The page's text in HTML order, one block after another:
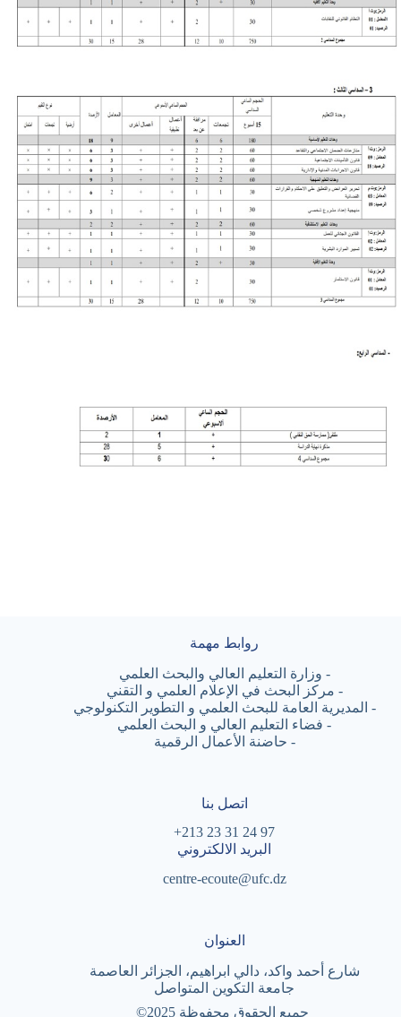
روابط مهمة
- وزارة التعليم العالي والبحث العلمي
- مركز البحث في الإعلام العلمي و التقني
- المديرية العامة للبحث العلمي و التطوير التكنولوجي
- فضاء التعليم العالي و البحث العلمي
- حاضنة الأعمال الرقمية
اتصل بنا
97 24 31 23 213+
البريد الالكتروني
centre-ecoute@ufc.dz
العنوان
شارع أحمد واكد، دالي ابراهيم، الجزائر العاصمة
جامعة التكوين المتواصل
جميع الحقوق محفوظة ©2025